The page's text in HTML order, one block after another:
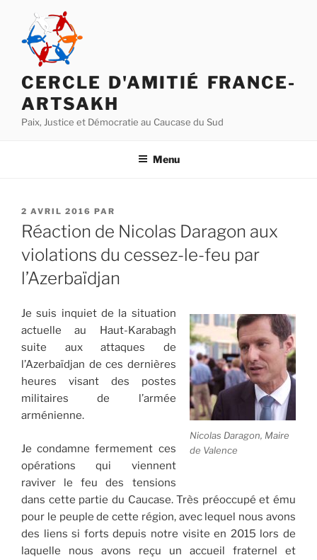
contenu
principal
CERCLE D'AMITIÉ FRANCE-
ARTSAKH
Paix, Justice et Démocratie au Caucase du Sud
Menu
PUBLIÉ
LE
2 AVRIL 2016 PAR
Réaction de Nicolas Daragon aux
violations du cessez-le-feu par
l’Azerbaïdjan
Nicolas Daragon, Maire
de Valence
Je suis inquiet de la situation
actuelle au Haut-Karabagh
suite aux attaques de
l’Azerbaïdjan de ces dernières
heures visant des postes
militaires de l’armée
arménienne.
Je condamne fermement ces
opérations qui viennent
raviver le feu des tensions
dans cette partie du Caucase. Très préoccupé et ému
pour le peuple de cette région, avec lequel nous avons
des liens si forts depuis notre visite en 2015 lors de
laquelle nous avons reçu un accueil fraternel et